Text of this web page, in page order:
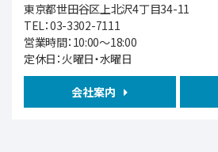
第6位
東京都世田谷区上北沢4丁目34-11
TEL：03-3302-7111
営業時間：10:00～18:00
定休日：火曜日・水曜日
会社案内